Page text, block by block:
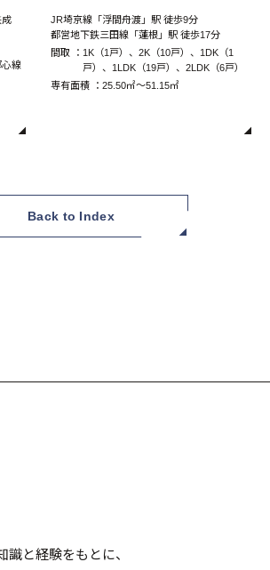
成
線
JR埼京線「浮間舟渡」駅 徒歩9分
都営地下鉄三田線「蓮根」駅 徒歩17分
間取 ： 1K（1戸）、2K（10戸）、1DK（1
戸）、1LDK（19戸）、2LDK（6戸）
専有面積 ：25.50㎡～51.15㎡
Back to Index
と経験をもとに、